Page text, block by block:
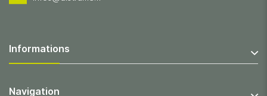
Informations
Navigation